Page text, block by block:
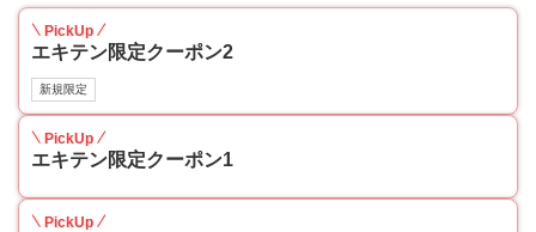
PickUp
エキテン限定クーポン2
新規限定
PickUp
エキテン限定クーポン1
PickUp